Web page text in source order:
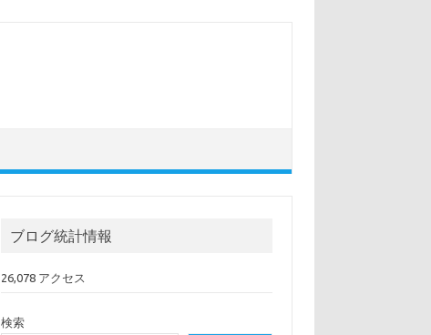
ブログ統計情報
26,078 アクセス
検索